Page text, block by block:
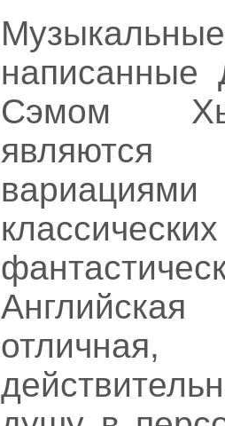
Сэмом
являются